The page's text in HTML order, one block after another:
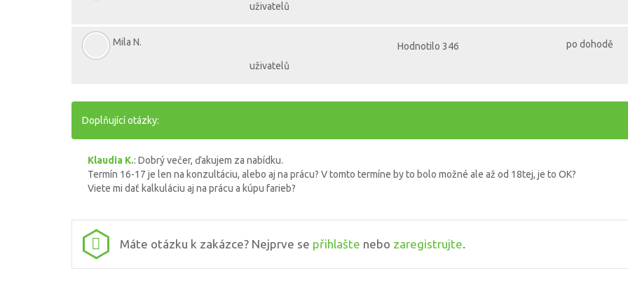
uživatelů
Mila N.
Hodnotilo 346
uživatelů
po dohodě
Doplňující otázky:
Klaudia K.: Dobrý večer, ďakujem za nabídku.
Termín 16-17 je len na konzultáciu, alebo aj na prácu? V tomto termíne by to bolo možné ale až od 18tej, je to OK?
Viete mi dať kalkuláciu aj na prácu a kúpu farieb?
Máte otázku k zakázce? Nejprve se přihlašte nebo zaregistrujte.